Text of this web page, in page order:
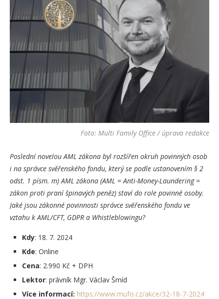
Foto: Multi Family Office / úprava redakce
Poslední novelou AML zákona byl rozšířen okruh povinných osob
i na správce svěřenského fondu, který se podle ustanovením § 2
odst. 1 písm. m) AML zákona (AML = Anti-Money-Laundering =
zákon proti praní špinavých peněz) staví do role povinné osoby.
Jaké jsou zákonné povinnosti správce svěřenského fondu ve
vztahu k AML/CFT, GDPR a Whistleblowingu?
Kdy: 18. 7. 2024
Kde: Online
Cena: 2.990 Kč + DPH
Lektor: právník Mgr. Václav Šmíd
Více informací: https://www.mufo.cz/akce/32-18-7-2024